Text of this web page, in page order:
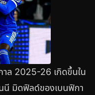
ล 2025-26 เกิดขึ้นใน
นี มิดฟิลด์ของเบนฟิกา